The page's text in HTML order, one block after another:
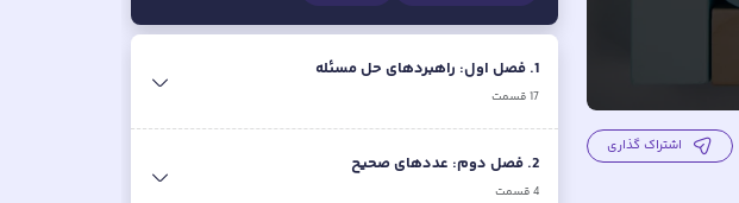
اشتراک گذاری
1
.فصل اول: راهبردهای حل مسئله
17قسمت
2
.فصل دوم: عددهای صحیح
4قسمت